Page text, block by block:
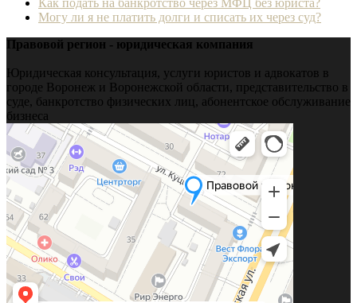
Как подать на банкротство через МФЦ без юриста?
Могу ли я не платить долги и списать их через суд?
Правовой регион - юридическая компания
Юридическая консультация, услуги юристов и адвокатов в
городе Воронеж и Воронежской области, представительство в
суде, банкротство физических лиц, абонентское обслуживание
бизнеса